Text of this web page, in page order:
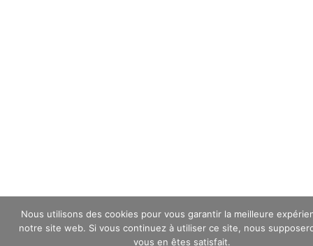
Nous utilisons des cookies pour vous garantir la meilleure
notre site web. Si vous continuez à utiliser ce site, nous
vous en êtes satisfait.